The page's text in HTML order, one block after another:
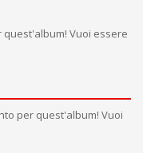
Vuoi essere
per quest'album! Vuoi